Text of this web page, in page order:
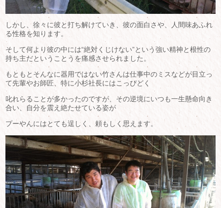
しかし、徐々に彼と打ち解けていき、彼の面白さや、人間味あふれ
る性格を知ります。
そして何より彼の中には“絶対くじけない”という強い精神と根性の
持ち主だということうを痛感させられました。
もともとそんなに器用ではない竹さんは仕事中のミスなどが目立っ
て先輩やお師匠、特に小杉社長にはこっぴどく
叱れらることが多かったのですが、その逆境にいつも一生懸命向き
合い、自分を震え絶たせている姿が
プーやんにはとても逞しく、頼もしく思えます。